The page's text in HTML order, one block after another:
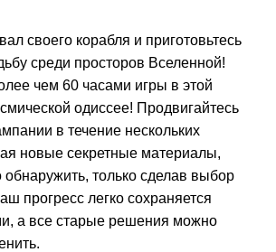
своего корабля и приготовьтесь
среди просторов Вселенной!
чем 60 часами игры в этой
одиссее! Продвигайтесь
в течение нескольких
новые секретные материалы,
только сделав выбор
прогресс легко сохраняется
а все старые решения можно